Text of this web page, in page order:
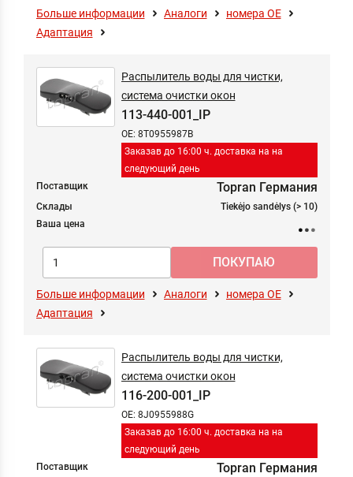
Больше информации Аналоги
номера ОЕ
Адаптация
Заказав до 16:00 ч. доставка на на
следующий день
Распылитель воды для чистки,
система очистки окон
113-440-001_IP
OE: 8T0955987B
Поставщик Topran Германия
Склады
Tiekėjo sandėlys (> 10)
Ваша цена
Больше информации Аналоги
номера ОЕ
Адаптация
Заказав до 16:00 ч. доставка на на
следующий день
Распылитель воды для чистки,
система очистки окон
116-200-001_IP
OE: 8J0955988G
Поставщик Topran Германия